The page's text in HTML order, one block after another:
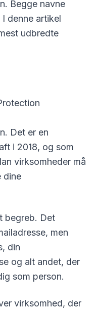
Begge navne
denne artikel
udbredte
Det er en
i 2018, og som
virksomheder må
dine
begreb. Det
men
din
og alt andet, der
som person.
virksomhed, der